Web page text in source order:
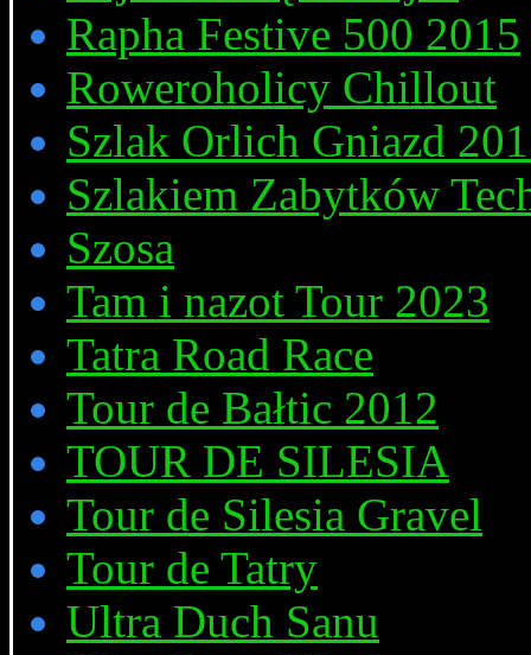
Rapha Festive 500 2015
Roweroholicy Chillout
Szlak Orlich Gniazd
Szlakiem Zabytków
Szosa
Tam i nazot Tour 2023
Tatra Road Race
Tour de Bałtic 2012
TOUR DE SILESIA
Tour de Silesia Gravel
Tour de Tatry
Ultra Duch Sanu